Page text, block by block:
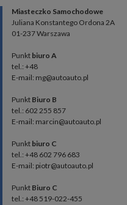
Miasteczko Samochodowe
Juliana Konstantego Ordona 2A
01-237 Warszawa
Punkt biuro A
tel.: +48
E-mail: mg@autoauto.pl
Punkt Biuro B
tel.: 602 255 857
E-mail: marcin@autoauto.pl
Punkt biuro C
tel.: +48 602 796 683
E-mail: piotr@autoauto.pl
Punkt Biuro C
tel.: +48 519-022-455